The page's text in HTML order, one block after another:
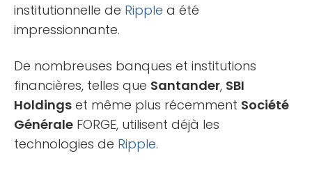
institutionnelle de Ripple a été
impressionnante.
De nombreuses banques et institutions
financières, telles que Santander, SBI
Holdings et même plus récemment Société
Générale FORGE, utilisent déjà les
technologies de Ripple.